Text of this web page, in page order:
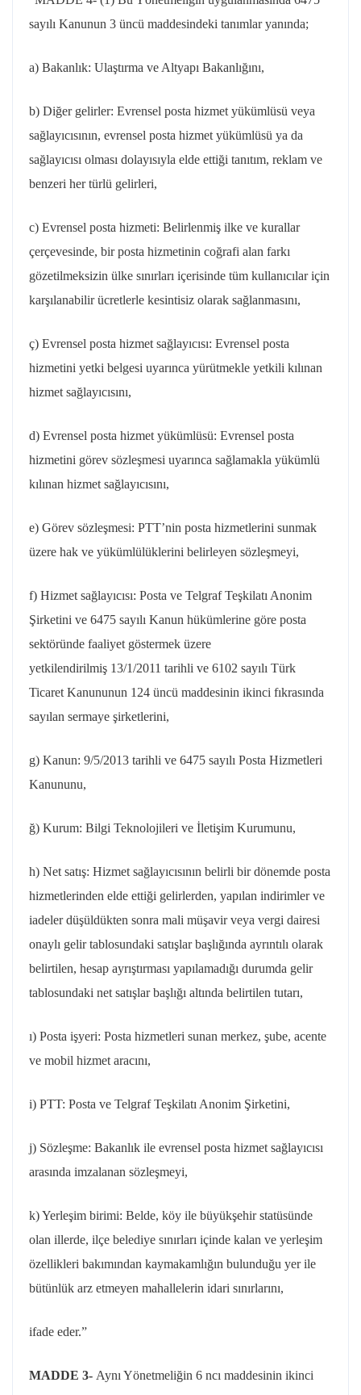
sayılı Kanunun 3 üncü maddesindeki tanımlar yanında;
a) Bakanlık: Ulaştırma ve Altyapı Bakanlığını,
b) Diğer gelirler: Evrensel posta hizmet yükümlüsü veya
sağlayıcısının, evrensel posta hizmet yükümlüsü ya da
sağlayıcısı olması dolayısıyla elde ettiği tanıtım, reklam ve
benzeri her türlü gelirleri,
c) Evrensel posta hizmeti: Belirlenmiş ilke ve kurallar
çerçevesinde, bir posta hizmetinin coğrafi alan farkı
gözetilmeksizin ülke sınırları içerisinde tüm kullanıcılar için
karşılanabilir ücretlerle kesintisiz olarak sağlanmasını,
ç) Evrensel posta hizmet sağlayıcısı: Evrensel posta
hizmetini yetki belgesi uyarınca yürütmekle yetkili kılınan
hizmet sağlayıcısını,
d) Evrensel posta hizmet yükümlüsü: Evrensel posta
hizmetini görev sözleşmesi uyarınca sağlamakla yükümlü
kılınan hizmet sağlayıcısını,
e) Görev sözleşmesi: PTT’nin posta hizmetlerini sunmak
üzere hak ve yükümlülüklerini belirleyen sözleşmeyi,
f) Hizmet sağlayıcısı: Posta ve Telgraf Teşkilatı Anonim
Şirketini ve 6475 sayılı Kanun hükümlerine göre posta
sektöründe faaliyet göstermek üzere
yetkilendirilmiş 13/1/2011 tarihli ve 6102 sayılı Türk
Ticaret Kanununun 124 üncü maddesinin ikinci fıkrasında
sayılan sermaye şirketlerini,
g) Kanun: 9/5/2013 tarihli ve 6475 sayılı Posta Hizmetleri
Kanununu,
ğ) Kurum: Bilgi Teknolojileri ve İletişim Kurumunu,
h) Net satış: Hizmet sağlayıcısının belirli bir dönemde posta
hizmetlerinden elde ettiği gelirlerden, yapılan indirimler ve
iadeler düşüldükten sonra mali müşavir veya vergi dairesi
onaylı gelir tablosundaki satışlar başlığında ayrıntılı olarak
belirtilen, hesap ayrıştırması yapılamadığı durumda gelir
tablosundaki net satışlar başlığı altında belirtilen tutarı,
ı) Posta işyeri: Posta hizmetleri sunan merkez, şube, acente
ve mobil hizmet aracını,
i) PTT: Posta ve Telgraf Teşkilatı Anonim Şirketini,
j) Sözleşme: Bakanlık ile evrensel posta hizmet sağlayıcısı
arasında imzalanan sözleşmeyi,
k) Yerleşim birimi: Belde, köy ile büyükşehir statüsünde
olan illerde, ilçe belediye sınırları içinde kalan ve yerleşim
özellikleri bakımından kaymakamlığın bulunduğu yer ile
bütünlük arz etmeyen mahallelerin idari sınırlarını,
ifade eder.”
MADDE 3- Aynı Yönetmeliğin 6 ncı maddesinin ikinci